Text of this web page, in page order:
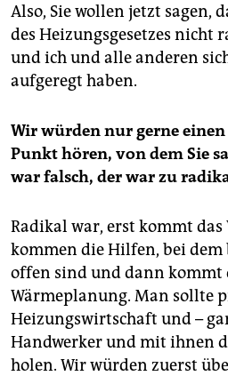
Also, Sie wollen jetzt sagen,
des Heizungsgesetzes nicht
und ich und alle anderen
aufgeregt haben.
Wir würden nur gerne
Punkt hören, von dem Sie
war falsch, der war zu
Radikal war, erst kommt das
kommen die Hilfen, bei dem
offen sind und dann kommt
Wärmeplanung. Man sollte
Heizungswirtschaft und –
Handwerker und mit ihnen
holen. Wir würden zuerst